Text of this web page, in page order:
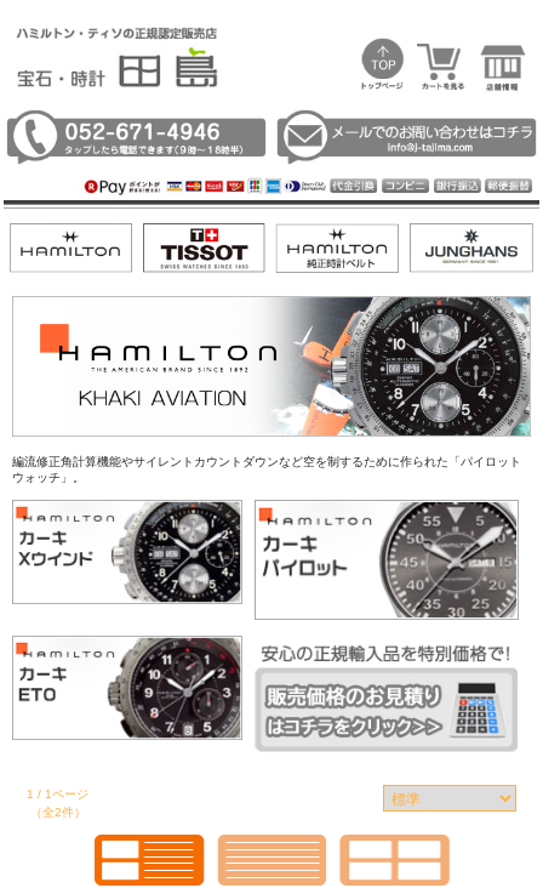
編流修正角計算機能やサイレントカウントダウンなど空を制するために作られた「パイロット
ウォッチ」。
1 / 1ページ
（全2件）